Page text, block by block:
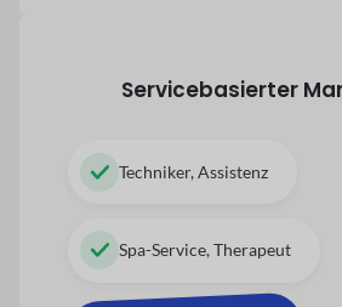
Servicebasierter
Techniker, Assistenz
Spa-Service, Therapeut